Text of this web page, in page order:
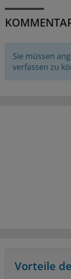
Sie müssen
verfassen zu
Vorteile